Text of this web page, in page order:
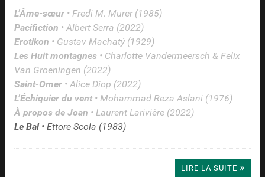
L’Âme-sœur • Fredi M. Murer (1985)
Pacifiction • Albert Serra (2022)
Erotikon • Gustav Machatý (1929)
Les Huit montagnes • Charlotte Vandermeersch & Felix
Van Groeningen (2022)
Saint-Omer • Alice Diop (2022)
L’Échiquier du vent• Mohammad Reza Aslani (1976)
À propos de Joan • Laurent Larivière (2022)
Le Bal• Ettore Scola (1983)
LIRE LA SUITE